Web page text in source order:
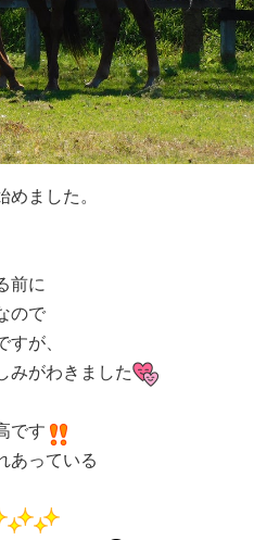
めました。
前に
ので
が、
みがわきました
です
あっている